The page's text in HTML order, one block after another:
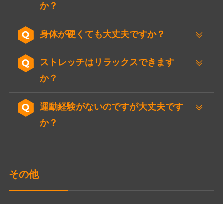
か？
身体が硬くても大丈夫ですか？
ストレッチはリラックスできます
か？
運動経験がないのですが大丈夫です
か？
その他